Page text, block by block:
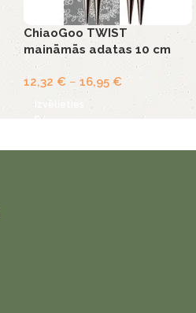
ChiaoGoo TWIST
maināmās adatas 10 cm
12,32 € – 16,95€
Izvēlieties